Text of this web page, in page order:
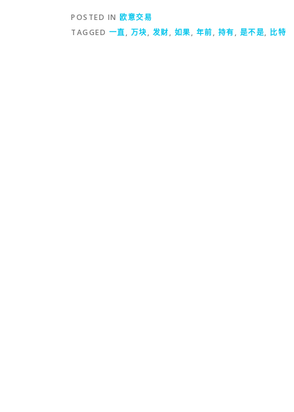
POSTED IN 欧意交易
TAGGED 一直, 万块, 发财, 如果, 年前, 持有, 是不是, 比特